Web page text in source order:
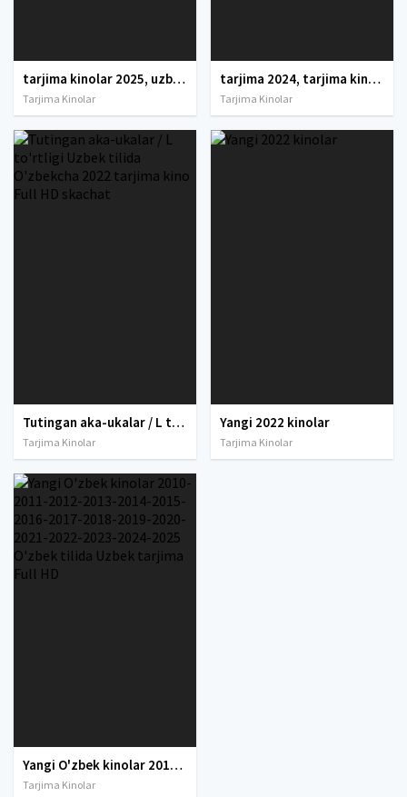
tarjima kinolar 2025, uzbek tarjima kinolar 2025, tarjima kinolar uzbek tilida 2025, tarjima kinolar o zbek 2025, tarjima kinolar o zbek tilida 2025, yangi tarjima kinolar 2025, uzmovi tarjima kinolar 2025, uzmovi com tarjima kinolar 2025, uzbekcha t
Tarjima Kinolar
tarjima 2024, tarjima kinolar 2024, uzbek tarjima 2024, tarjima kinolar tilida tilida 2024, uzbek tilida tarjima 2024, kino tarjima 2024, uzbek tarjima kinolar 2024, tarjima kinolar 2024 uzbek tilida, tarjima kinolar 2024 o zbek, tarjima kinolar 2024
Tarjima Kinolar
Tutingan aka-ukalar / L to'rtligi Uzbek tilida O'zbekcha 2022 tarjima kino Full HD skachat
Tarjima Kinolar
Yangi 2022 kinolar
Tarjima Kinolar
Yangi O'zbek kinolar 2010-2011-2012-2013-2014-2015-2016-2017-2018-2019-2020-2021-2022-2023-2024-2025 O'zbek tilida Uzbek tarjima Full HD
Tarjima Kinolar